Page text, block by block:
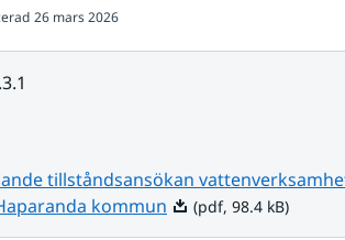
26 mars 2026
tillståndsansökan
kommunPdf, 98.4 kB.
(pdf, 98.4 kB)